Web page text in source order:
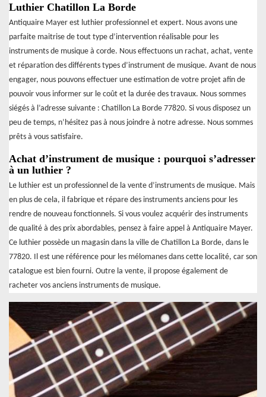
Luthier Chatillon La Borde
Antiquaire Mayer est luthier professionnel et expert. Nous avons une
parfaite maitrise de tout type d’intervention réalisable pour les
instruments de musique à corde. Nous effectuons un rachat, achat, vente
et réparation des différents types d’instrument de musique. Avant de nous
engager, nous pouvons effectuer une estimation de votre projet afin de
pouvoir vous informer sur le coût et la durée des travaux. Nous sommes
siégés à l’adresse suivante : Chatillon La Borde 77820. Si vous disposez un
peu de temps, n’hésitez pas à nous joindre à notre adresse. Nous sommes
prêts à vous satisfaire.
Achat d’instrument de musique : pourquoi s’adresser
à un luthier ?
Le luthier est un professionnel de la vente d’instruments de musique. Mais
en plus de cela, il fabrique et répare des instruments anciens pour les
rendre de nouveau fonctionnels. Si vous voulez acquérir des instruments
de qualité à des prix abordables, pensez à faire appel à Antiquaire Mayer.
Ce luthier possède un magasin dans la ville de Chatillon La Borde, dans le
77820. Il est une référence pour les mélomanes dans cette localité, car son
catalogue est bien fourni. Outre la vente, il propose également de
racheter vos anciens instruments de musique.